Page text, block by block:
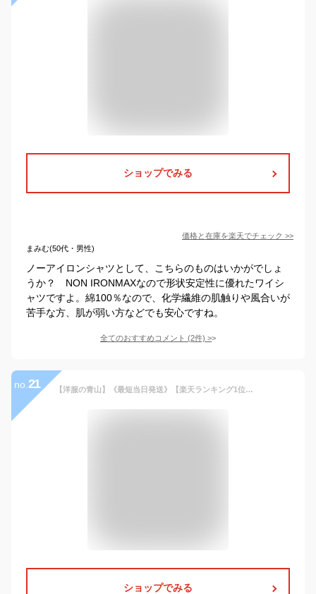
ショップでみる
価格と在庫を楽天でチェック >>
まみむ(50代・男性)
ノーアイロンシャツとして、こちらのものはいかがでしょ
うか？ NON IRONMAXなので形状安定性に優れたワイシ
ャツですよ。綿100％なので、化学繊維の肌触りや風合いが
苦手な方、肌が弱い方などでも安心ですね。
全てのおすすめコメント (2件) >
no. 21 【洋服の青山】《最短当日発送》【楽天ランキング1位入賞】アイロン不要 綿100％ ワイシャツ メンズ スリム ノーアイロン 春夏 秋冬 ホワイト 白無地 長袖 形態安定 シワになりにくい 就活 ビジネス 仕事 冠婚葬祭 フォーマル 結婚式 事務服 カッターシャツ NON IRONMAX
ショップでみる